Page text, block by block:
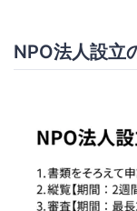
NPO法人設立